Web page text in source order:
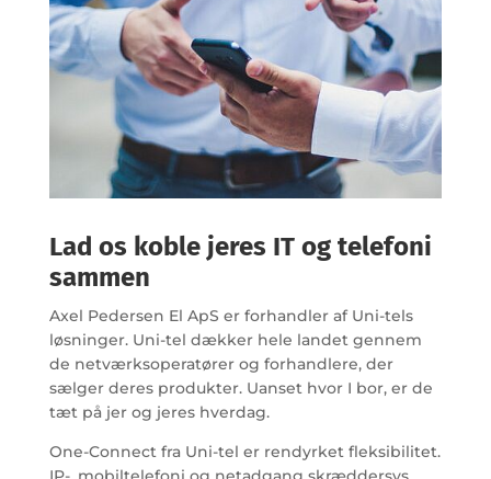
Lad os koble jeres IT og telefoni
sammen
Axel Pedersen El ApS er forhandler af Uni-tels
løsninger. Uni-tel dækker hele landet gennem
de netværksoperatører og forhandlere, der
sælger deres produkter. Uanset hvor I bor, er de
tæt på jer og jeres hverdag.
One-Connect fra Uni-tel er rendyrket fleksibilitet.